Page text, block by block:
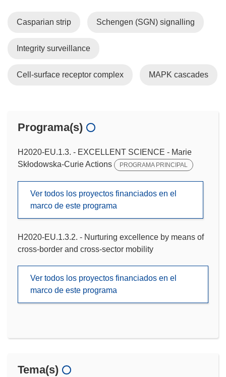
Casparian strip Schengen (SGN) signalling
Integrity surveillance
Cell-surface receptor complex MAPK cascades
Programa(s)
H2020-EU.1.3. - EXCELLENT SCIENCE - Marie
Skłodowska-Curie Actions
PROGRAMA PRINCIPAL
Ver todos los proyectos financiados en el
marco de este programa
H2020-EU.1.3.2. - Nurturing excellence by means of
cross-border and cross-sector mobility
Ver todos los proyectos financiados en el
marco de este programa
Tema(s)